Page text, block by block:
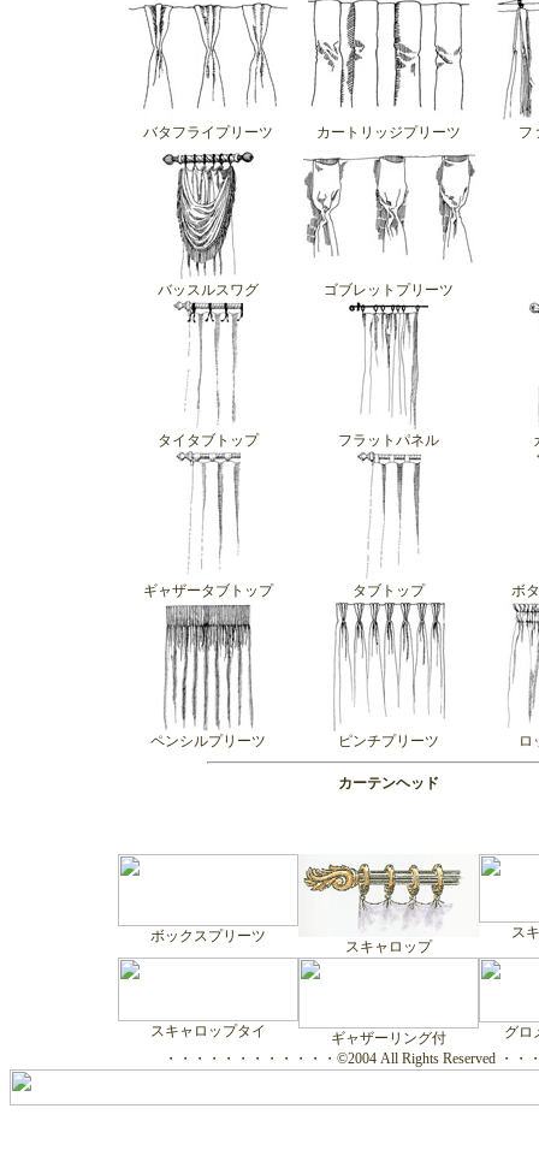
バタフライプリーツ カートリッジプリーツ フ
バッスルスワグ ゴブレットプリーツ
タイタブトップ フラットパネル
ギャザータブトップ タブトップ ボ
ペンシルプリーツ ピンチプリーツ ロ
カーテンヘッド
ボックスプリーツ
スキャロップ
ス
スキャロップタイ ギャザーリング付
グロ
・・・・・・・・・・・・©2004 All Rights Reserved ・・